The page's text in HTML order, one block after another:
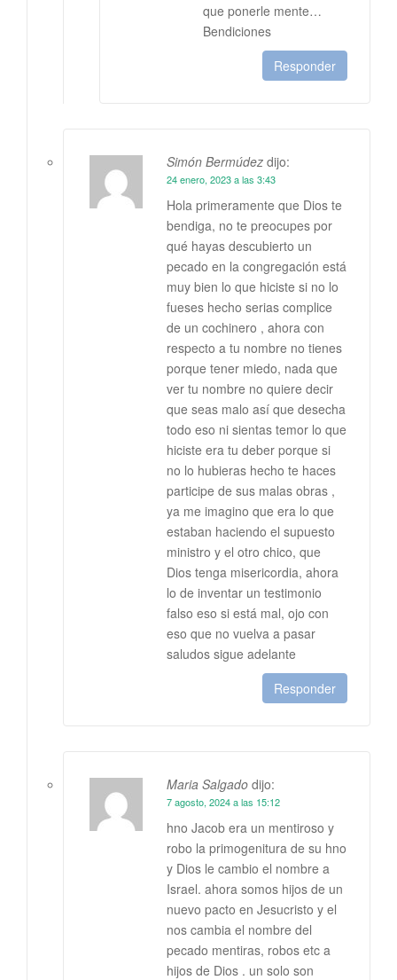
que ponerle mente…
Bendiciones
Responder
Simón Bermúdez dijo:
24 enero, 2023 a las 3:43
Hola primeramente que Dios te
bendiga, no te preocupes por
qué hayas descubierto un
pecado en la congregación está
muy bien lo que hiciste si no lo
fueses hecho serias complice
de un cochinero , ahora con
respecto a tu nombre no tienes
porque tener miedo, nada que
ver tu nombre no quiere decir
que seas malo así que desecha
todo eso ni sientas temor lo que
hiciste era tu deber porque si
no lo hubieras hecho te haces
participe de sus malas obras ,
ya me imagino que era lo que
estaban haciendo el supuesto
ministro y el otro chico, que
Dios tenga misericordia, ahora
lo de inventar un testimonio
falso eso si está mal, ojo con
eso que no vuelva a pasar
saludos sigue adelante
Responder
Maria Salgado dijo:
7 agosto, 2024 a las 15:12
hno Jacob era un mentiroso y
robo la primogenitura de su hno
y Dios le cambio el nombre a
Israel. ahora somos hijos de un
nuevo pacto en Jesucristo y el
nos cambia el nombre del
pecado mentiras, robos etc a
hijos de Dios . un solo son